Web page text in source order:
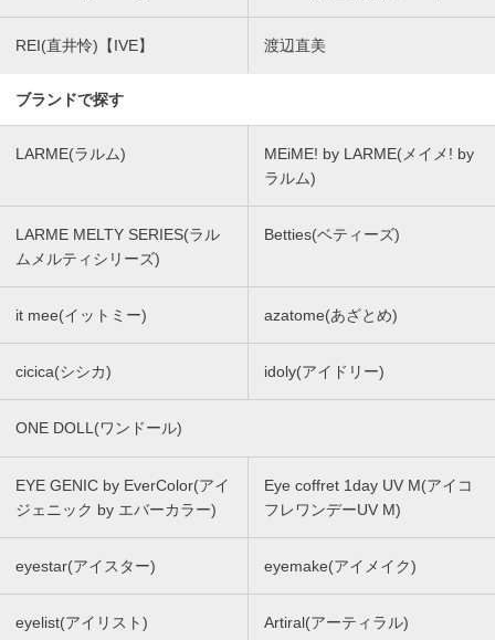
REI(直井怜)【IVE】 渡辺直美
ブランドで探す
LARME(ラルム)
MEiME! by LARME(メイメ! by
ラルム)
LARME MELTY SERIES(ラル
ムメルティシリーズ)
Betties(ベティーズ)
it mee(イットミー) azatome(あざとめ)
cicica(シシカ) idoly(アイドリー)
ONE DOLL(ワンドール)
EYE GENIC by EverColor(アイ
ジェニック by エバーカラー)
Eye coffret 1day UV M(アイコ
フレワンデーUV M)
eyestar(アイスター) eyemake(アイメイク)
eyelist(アイリスト) Artiral(アーティラル)